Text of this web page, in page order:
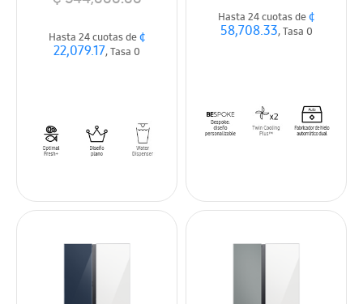
Hasta 24 cuotas de¢
22,079.17, Tasa 0
Hasta 24 cuotas de¢
58,708.33, Tasa 0